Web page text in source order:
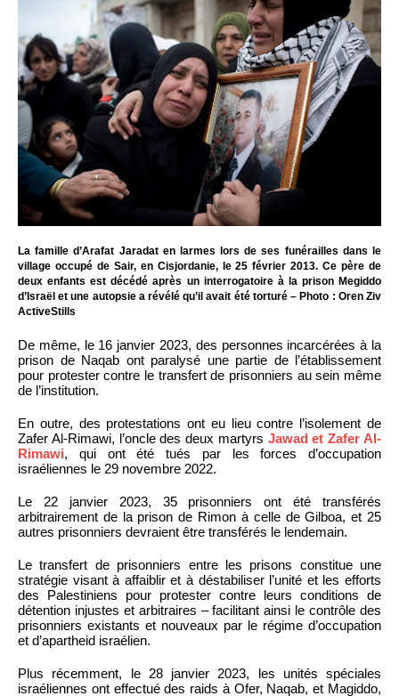
La famille d’Arafat Jaradat en larmes lors de ses funérailles dans le
village occupé de Sair, en Cisjordanie, le 25 février 2013. Ce père de
deux enfants est décédé après un interrogatoire à la prison Megiddo
d’Israël et une autopsie a révélé qu’il avait été torturé – Photo : Oren Ziv
ActiveStills
De même, le 16 janvier 2023, des personnes incarcérées à la
prison de Naqab ont paralysé une partie de l’établissement
pour protester contre le transfert de prisonniers au sein même
de l’institution.
En outre, des protestations ont eu lieu contre l’isolement de
Zafer Al-Rimawi, l’oncle des deux martyrs Jawad et Zafer Al-
Rimawi, qui ont été tués par les forces d’occupation
israéliennes le 29 novembre 2022.
Le 22 janvier 2023, 35 prisonniers ont été transférés
arbitrairement de la prison de Rimon à celle de Gilboa, et 25
autres prisonniers devraient être transférés le lendemain.
Le transfert de prisonniers entre les prisons constitue une
stratégie visant à affaiblir et à déstabiliser l’unité et les efforts
des Palestiniens pour protester contre leurs conditions de
détention injustes et arbitraires – facilitant ainsi le contrôle des
prisonniers existants et nouveaux par le régime d’occupation
et d’apartheid israélien.
Plus récemment, le 28 janvier 2023, les unités spéciales
israéliennes ont effectué des raids à Ofer, Naqab, et Magiddo,